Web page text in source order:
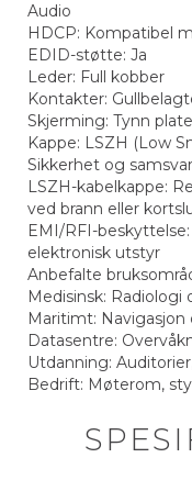
Audio
HDCP: Kompatibel
EDID-støtte: Ja
Leder: Full kobber
Kontakter:
Skjerming: Tynn
Kappe: LSZH (Low
Sikkerhet og samsvar
LSZH-kabelkappe:
ved brann eller
EMI/RFI-
elektronisk utstyr
Anbefalte
Medisinsk:
Maritimt: Navigasjon
Datasentre:
Utdanning:
Bedrift: Møterom,